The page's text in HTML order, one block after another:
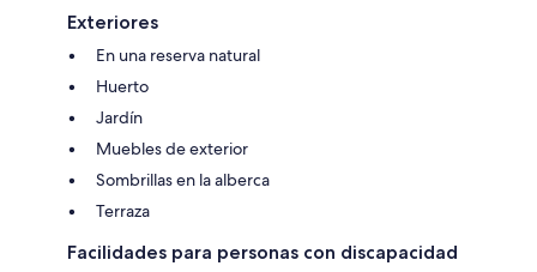
Exteriores
En una reserva natural
Huerto
Jardín
Muebles de exterior
Sombrillas en la alberca
Terraza
Facilidades para personas con discapacidad